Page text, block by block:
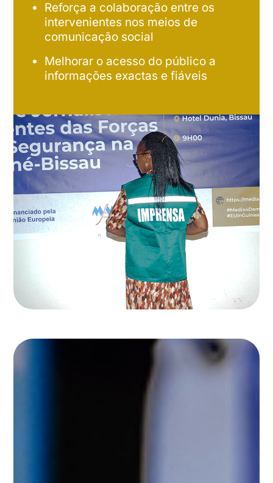
Reforça a colaboração entre os
intervenientes nos meios de
comunicação social
Melhorar o acesso do público a
informações exactas e fiáveis